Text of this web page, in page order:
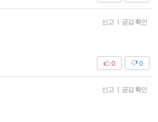
신고 | 공감 확인
0
0
신고 | 공감 확인